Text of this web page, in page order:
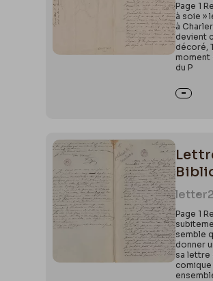
Page 1
à soie »
à
devient
décoré,
moment
du P
letter
Page 1
semble
donner
sa lettre
comique